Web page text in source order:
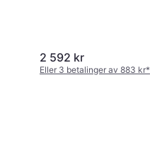
2 592 kr
Eller 3 betalinger av 883 kr*